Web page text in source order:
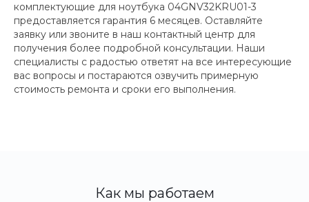
комплектующие для ноутбука 04GNV32KRU01-3
предоставляется гарантия 6 месяцев. Оставляйте
заявку или звоните в наш контактный центр для
получения более подробной консультации. Наши
специалисты с радостью ответят на все интересующие
вас вопросы и постараются озвучить примерную
стоимость ремонта и сроки его выполнения.
Как мы работаем